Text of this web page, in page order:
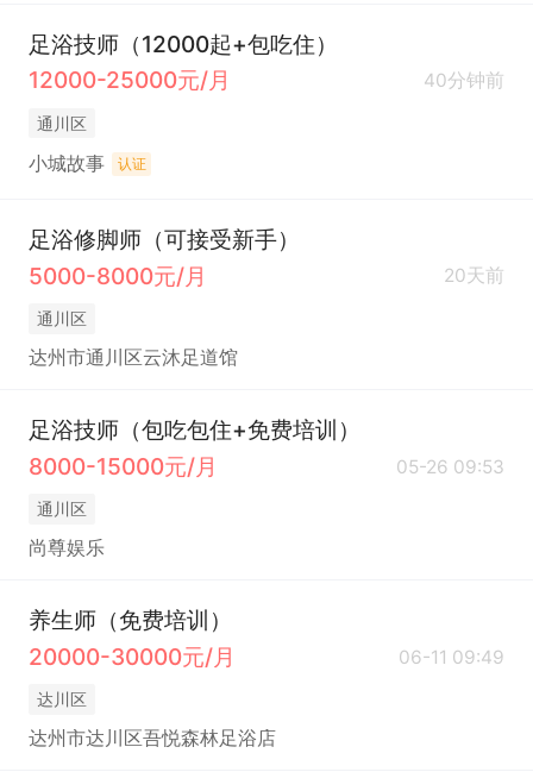
足浴技师（12000起+包吃住）
12000-25000元/月
40分钟前
通川区
小城故事 认证
足浴修脚师（可接受新手）
5000-8000元/月
20天前
通川区
达州市通川区云沐足道馆
足浴技师（包吃包住+免费培训）
8000-15000元/月
05-26 09:53
通川区
尚尊娱乐
养生师（免费培训）
20000-30000元/月
06-11 09:49
达川区
达州市达川区吾悦森林足浴店